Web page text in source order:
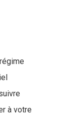
à votre